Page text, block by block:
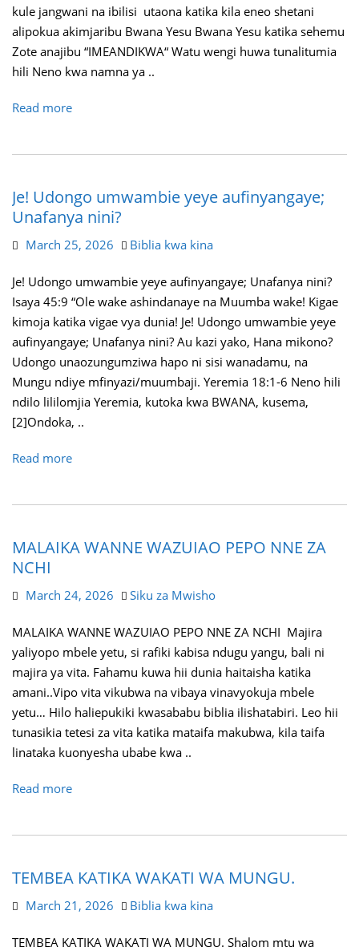
kule jangwani na ibilisi utaona katika kila eneo shetani
alipokua akimjaribu Bwana Yesu Bwana Yesu katika sehemu
Zote anajibu “IMEANDIKWA“ Watu wengi huwa tunalitumia
hili Neno kwa namna ya ..
Read more
Je! Udongo umwambie yeye aufinyangaye;
Unafanya nini?
March 25, 2026 Biblia kwa kina
Je! Udongo umwambie yeye aufinyangaye; Unafanya nini?
Isaya 45:9 “Ole wake ashindanaye na Muumba wake! Kigae
kimoja katika vigae vya dunia! Je! Udongo umwambie yeye
aufinyangaye; Unafanya nini? Au kazi yako, Hana mikono?
Udongo unaozungumziwa hapo ni sisi wanadamu, na
Mungu ndiye mfinyazi/muumbaji. Yeremia 18:1-6 Neno hili
ndilo lililomjia Yeremia, kutoka kwa BWANA, kusema,
[2]Ondoka, ..
Read more
MALAIKA WANNE WAZUIAO PEPO NNE ZA
NCHI
March 24, 2026 Siku za Mwisho
MALAIKA WANNE WAZUIAO PEPO NNE ZA NCHI Majira
yaliyopo mbele yetu, si rafiki kabisa ndugu yangu, bali ni
majira ya vita. Fahamu kuwa hii dunia haitaisha katika
amani..Vipo vita vikubwa na vibaya vinavyokuja mbele
yetu… Hilo haliepukiki kwasababu biblia ilishatabiri. Leo hii
tunasikia tetesi za vita katika mataifa makubwa, kila taifa
linataka kuonyesha ubabe kwa ..
Read more
TEMBEA KATIKA WAKATI WA MUNGU.
March 21, 2026 Biblia kwa kina
TEMBEA KATIKA WAKATI WA MUNGU. Shalom mtu wa